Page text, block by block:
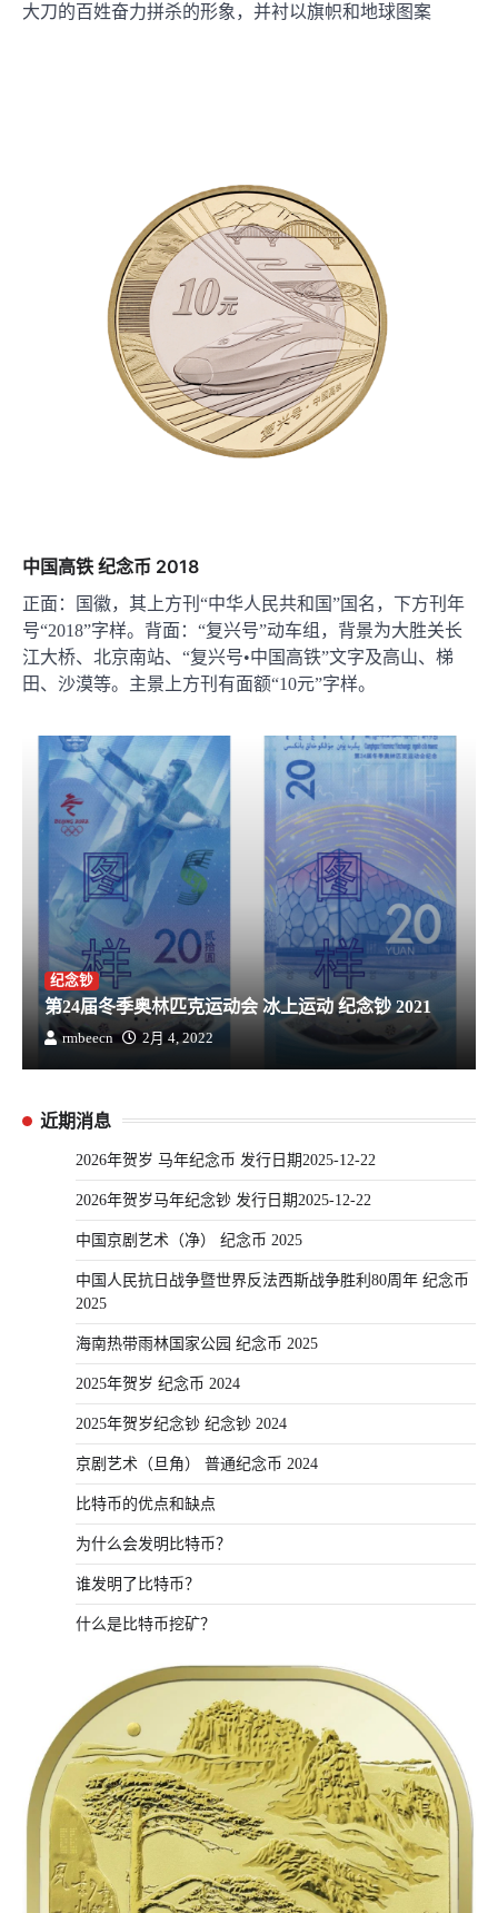
大刀的百姓奋力拼杀的形象，并衬以旗帜和地球图案
中国高铁 纪念币 2018
正面：国徽，其上方刊“中华人民共和国”国名，下方刊年
号“2018”字样。背面：“复兴号”动车组，背景为大胜关长
江大桥、北京南站、“复兴号•中国高铁”文字及高山、梯
田、沙漠等。主景上方刊有面额“10元”字样。
纪念钞
第24届冬季奥林匹克运动会 冰上运动 纪念钞 2021
rmbeecn 2月 4, 2022
近期消息
2026年贺岁 马年纪念币 发行日期2025-12-22
2026年贺岁马年纪念钞 发行日期2025-12-22
中国京剧艺术（净） 纪念币 2025
中国人民抗日战争暨世界反法西斯战争胜利80周年 纪念币
2025
海南热带雨林国家公园 纪念币 2025
2025年贺岁 纪念币 2024
2025年贺岁纪念钞 纪念钞 2024
京剧艺术（旦角） 普通纪念币 2024
比特币的优点和缺点
为什么会发明比特币？
谁发明了比特币？
什么是比特币挖矿？